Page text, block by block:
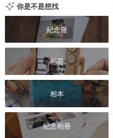
你是不是想找
紀念冊
相冊
相本
紀念相冊